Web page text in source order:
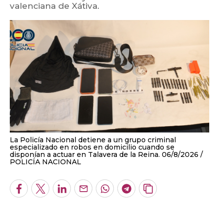
valenciana de Xátiva.
La Policía Nacional detiene a un grupo criminal
especializado en robos en domicilio cuando se
disponían a actuar en Talavera de la Reina. 06/8/2026
POLICÍA NACIONAL
Facebook
TwitterLinkedInEnviarWhatsapp
Telegram
Copiar